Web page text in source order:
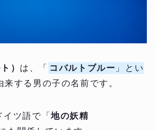
） は、「 コバルトブルー 」とい
来する男の子の名前です。
イツ語で「地の妖精